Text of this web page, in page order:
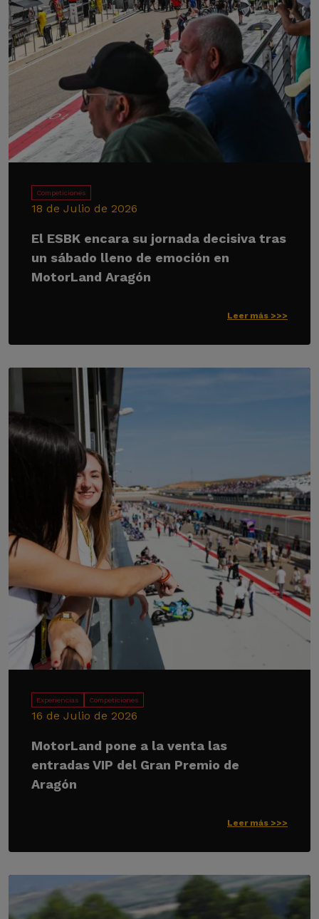
Competiciones
18 de Julio de 2026
El ESBK encara su jornada decisiva tras
un sábado lleno de emoción en
MotorLand Aragón
Leer más >>>
Experiencias Competiciones
16 de Julio de 2026
MotorLand pone a la venta las
entradas VIP del Gran Premio de
Aragón
Leer más >>>